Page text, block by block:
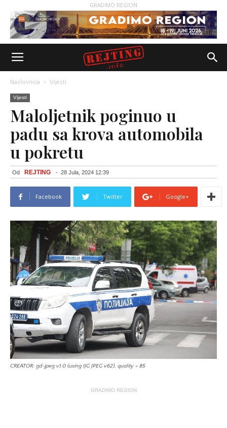
GRADIMO REGION
Naslovnica Vijesti
Vijesti
Maloljetnik poginuo u
padu sa krova automobila
u pokretu
Od REJTING - 28 Jula, 2024 12:39
Facebook Twitter Google+
CREATOR: gd-jpeg v1.0 (using IJG JPEG v62), quality = 85
GRADIMO REGION